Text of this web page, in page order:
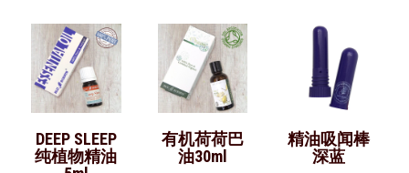
DEEP SLEEP
纯植物精油
有机荷荷巴
油30ml
精油吸闻棒
深蓝